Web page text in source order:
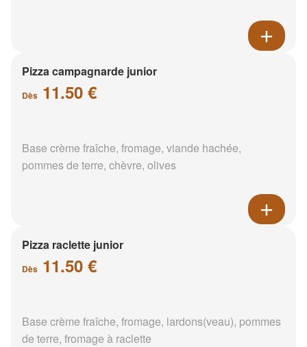
Pizza campagnarde junior
Dès 11.50 €
Base crème fraîche, fromage, viande hachée,
pommes de terre, chèvre, olives
Pizza raclette junior
Dès 11.50 €
Base crème fraîche, fromage, lardons(veau), pommes
de terre, fromage à raclette